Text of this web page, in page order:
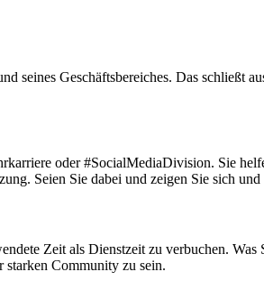
seines Geschäftsbereiches. Das schließt
oder #SocialMediaDivision. Sie
Seien Sie dabei und zeigen Sie sich
Zeit als Dienstzeit zu verbuchen.
starken Community zu sein.